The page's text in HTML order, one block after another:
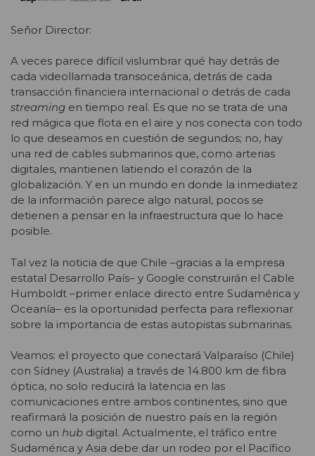
Señor Director:
A veces parece difícil vislumbrar qué hay detrás de
cada videollamada transoceánica, detrás de cada
transacción financiera internacional o detrás de cada
streaming en tiempo real. Es que no se trata de una
red mágica que flota en el aire y nos conecta con todo
lo que deseamos en cuestión de segundos; no, hay
una red de cables submarinos que, como arterias
digitales, mantienen latiendo el corazón de la
globalización. Y en un mundo en donde la inmediatez
de la información parece algo natural, pocos se
detienen a pensar en la infraestructura que lo hace
posible.
Tal vez la noticia de que Chile –gracias a la empresa
estatal Desarrollo País– y Google construirán el Cable
Humboldt –primer enlace directo entre Sudamérica y
Oceanía– es la oportunidad perfecta para reflexionar
sobre la importancia de estas autopistas submarinas.
Veamos: el proyecto que conectará Valparaíso (Chile)
con Sídney (Australia) a través de 14.800 km de fibra
óptica, no solo reducirá la latencia en las
comunicaciones entre ambos continentes, sino que
reafirmará la posición de nuestro país en la región
como un hub digital. Actualmente, el tráfico entre
Sudamérica y Asia debe dar un rodeo por el Pacífico